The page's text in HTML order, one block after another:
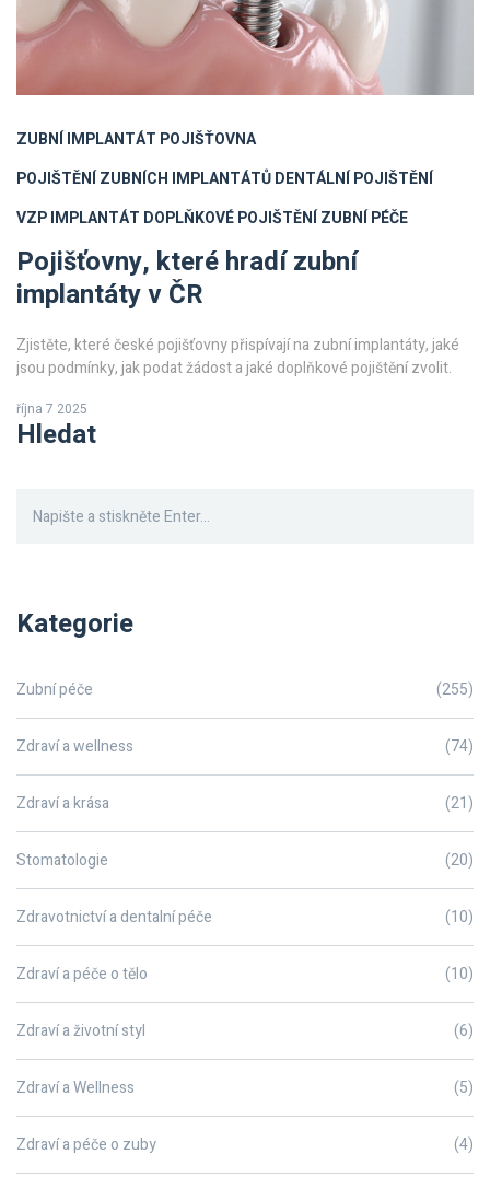
ZUBNÍ IMPLANTÁT POJIŠŤOVNA
POJIŠTĚNÍ ZUBNÍCH IMPLANTÁTŮDENTÁLNÍ POJIŠTĚNÍ
VZP IMPLANTÁT DOPLŇKOVÉ POJIŠTĚNÍ ZUBNÍ PÉČE
Pojišťovny, které hradí zubní
implantáty v ČR
Zjistěte, které české pojišťovny přispívají na zubní implantáty, jaké
jsou podmínky, jak podat žádost a jaké doplňkové pojištění zvolit.
října 7 2025
Hledat
Kategorie
Zubní péče (255)
Zdraví a wellness (74)
Zdraví a krása (21)
Stomatologie (20)
Zdravotnictví a dentalní péče (10)
Zdraví a péče o tělo (10)
Zdraví a životní styl (6)
Zdraví a Wellness (5)
Zdraví a péče o zuby (4)